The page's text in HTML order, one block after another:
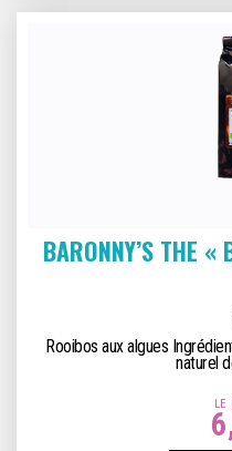
BARONNY’S THE
Rooibos aux algues
naturel
LE